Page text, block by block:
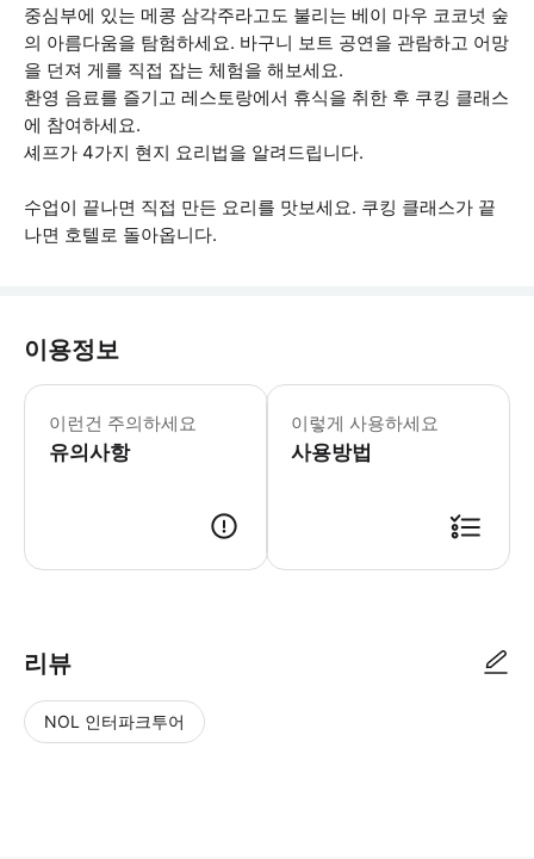
중심부에 있는 메콩 삼각주라고도 불리는 베이 마우 코코넛 숲
의 아름다움을 탐험하세요. 바구니 보트 공연을 관람하고 어망
을 던져 게를 직접 잡는 체험을 해보세요.
환영 음료를 즐기고 레스토랑에서 휴식을 취한 후 쿠킹 클래스
에 참여하세요.
셰프가 4가지 현지 요리법을 알려드립니다.
수업이 끝나면 직접 만든 요리를 맛보세요. 쿠킹 클래스가 끝
나면 호텔로 돌아옵니다.
이용정보
이런건 주의하세요
유의사항
음식 알레르기나 식이 제한이 있는 경
이렇게 사용하세요
사용방법
리뷰
NOL 인터파크투어